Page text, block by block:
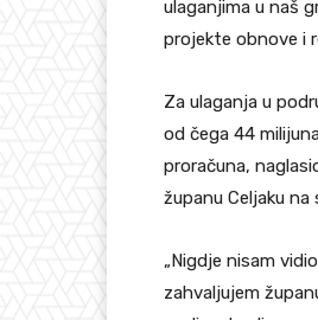
ulaganjima u naš
projekte obnove i
Za ulaganja u
od čega 44
proračuna,
županu Celjaku
„Nigdje nisam
zahvaljujem